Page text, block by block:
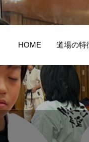
HOME 道場の特